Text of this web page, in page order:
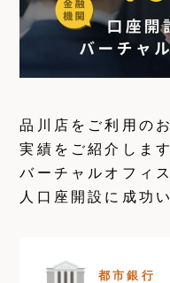
品川店をご利用の
実績をご紹介します
バーチャルオフィ
人口座開設に成功
都市銀行